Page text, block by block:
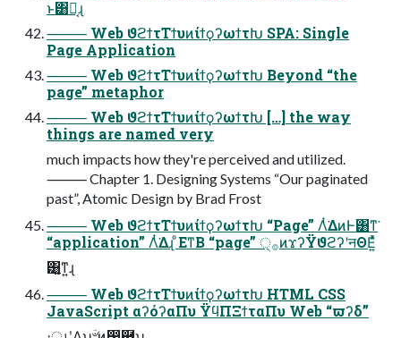
ͱ͸Կ͔ɻ
⸻ Web ϑϩϯτΤϯυͷίϯϙʔωϯτԽ SPA: Single
Page Application
⸻ Web ϑϩϯτΤϯυͷίϯϙʔωϯτԽ Beyond “the
page” metaphor
⸻ Web ϑϩϯτΤϯυͷίϯϙʔωϯτԽ […] the way
things are named very
much impacts how they're perceived and utilized.
⸻ Chapter 1. Designing Systems “Our paginated
past”, Atomic Design by Brad Frost
⸻ Web ϑϩϯτΤϯυͷίϯϙʔωϯτԽ “Page” Λͭ͘ΔͷͰ͸ͳ͘
“application” Λͭ͘Δɻ ͦΕͳΒ “page” ੍࡞ͷϫʔΫϑϩʔʹनΘΕ͍ͯͯ
͸͍͚ͳ͍ɻ
⸻ Web ϑϩϯτΤϯυͷίϯϙʔωϯτԽ HTML CSS
JavaScript αʔόʔαΠυ ΫϥΠΞϯταΠυ Web “ϖʔδ”